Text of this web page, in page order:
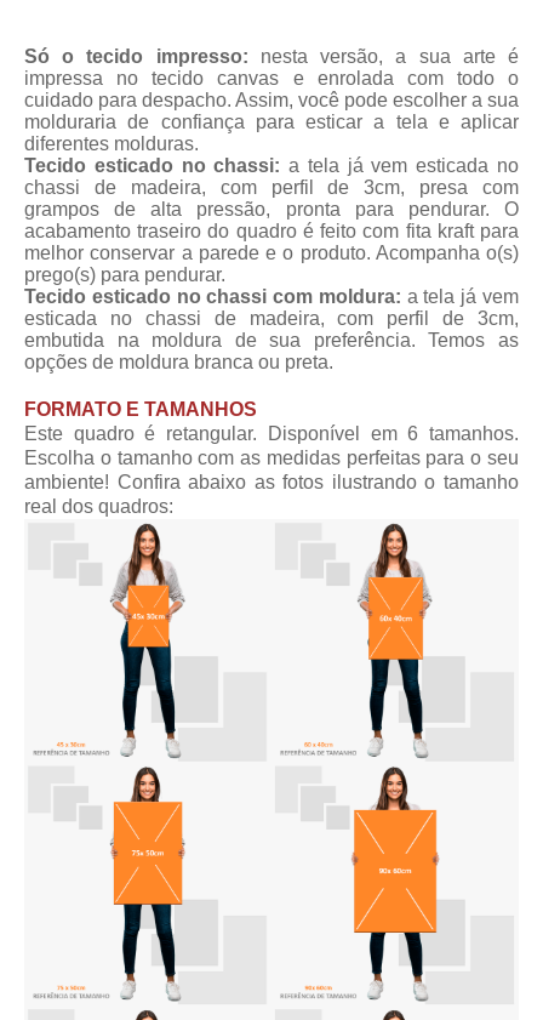
Só o tecido impresso: nesta versão, a sua arte é
impressa no tecido canvas e enrolada com todo o
cuidado para despacho. Assim, você pode escolher a sua
molduraria de confiança para esticar a tela e aplicar
diferentes molduras.
Tecido esticado no chassi: a tela já vem esticada no
chassi de madeira, com perfil de 3cm, presa com
grampos de alta pressão, pronta para pendurar. O
acabamento traseiro do quadro é feito com fita kraft para
melhor conservar a parede e o produto. Acompanha o(s)
prego(s) para pendurar.
Tecido esticado no chassi com moldura: a tela já vem
esticada no chassi de madeira, com perfil de 3cm,
embutida na moldura de sua preferência. Temos as
opções de moldura branca ou preta.
FORMATO E TAMANHOS
Este quadro é retangular. Disponível em 6 tamanhos.
Escolha o tamanho com as medidas perfeitas para o seu
ambiente! Confira abaixo as fotos ilustrando o tamanho
real dos quadros: